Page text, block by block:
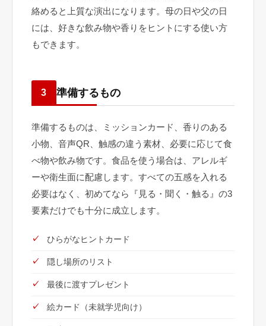
絡めると上質な演出になります。母の日や父の日
には、好きな飲み物や香りをヒントにする使い方
もできます。
3 準備するもの
準備するものは、ミッションカード、香りのある
小物、音声QR、触感の違う素材、必要に応じて食
べ物や飲み物です。食品を使う場合は、アレルギ
ーや衛生面に配慮します。すべての五感を入れる
必要はなく、初めてなら『見る・聞く・触る』の3
要素だけでも十分に成立します。
ひらがなヒントカード
隠し場所のリスト
最後に渡すプレゼント
絵カード（未就学児向け）